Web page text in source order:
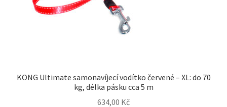
KONG Ultimate samonavíjecí vodítko červené – XL: do 70
kg, délka pásku cca 5 m
634,00 Kč